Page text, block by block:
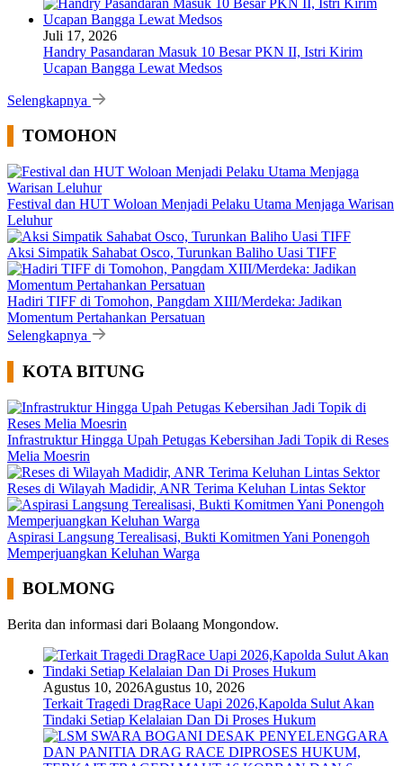
Juli 17, 2026
Handry Pasandaran Masuk 10 Besar PKN II, Istri Kirim
Ucapan Bangga Lewat Medsos
Selengkapnya
TOMOHON
Festival dan HUT Woloan Menjadi Pelaku Utama Menjaga Warisan
Leluhur
Aksi Simpatik Sahabat Osco, Turunkan Baliho Uasi TIFF
Hadiri TIFF di Tomohon, Pangdam XIII/Merdeka: Jadikan
Momentum Pertahankan Persatuan
Selengkapnya
KOTA BITUNG
Infrastruktur Hingga Upah Petugas Kebersihan Jadi Topik di Reses
Melia Moesrin
Reses di Wilayah Madidir, ANR Terima Keluhan Lintas Sektor
Aspirasi Langsung Terealisasi, Bukti Komitmen Yani Ponengoh
Memperjuangkan Keluhan Warga
BOLMONG
Berita dan informasi dari Bolaang Mongondow.
Agustus 10, 2026Agustus 10, 2026
Terkait Tragedi DragRace Uapi 2026,Kapolda Sulut Akan
Tindaki Setiap Kelalaian Dan Di Proses Hukum